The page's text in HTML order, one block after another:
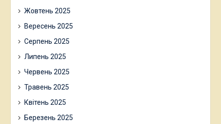
Жовтень 2025
Вересень 2025
Серпень 2025
Липень 2025
Червень 2025
Травень 2025
Квітень 2025
Березень 2025